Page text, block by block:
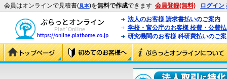
会員はオンラインで見積書(見本)を無料で作成できます 会員登録(無料) ログイン
法人のお客様 請求書払いのご案内
学校・官公庁のお客様 校費・公費
研究機関のお客様 科研費払いのご